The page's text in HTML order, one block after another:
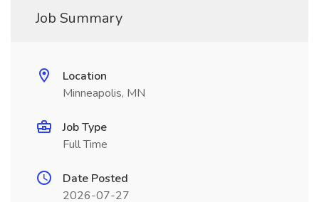
Job Summary
Location
Minneapolis, MN
Job Type
Full Time
Date Posted
2026-07-27